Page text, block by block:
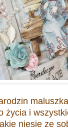
życia i
niesie ze